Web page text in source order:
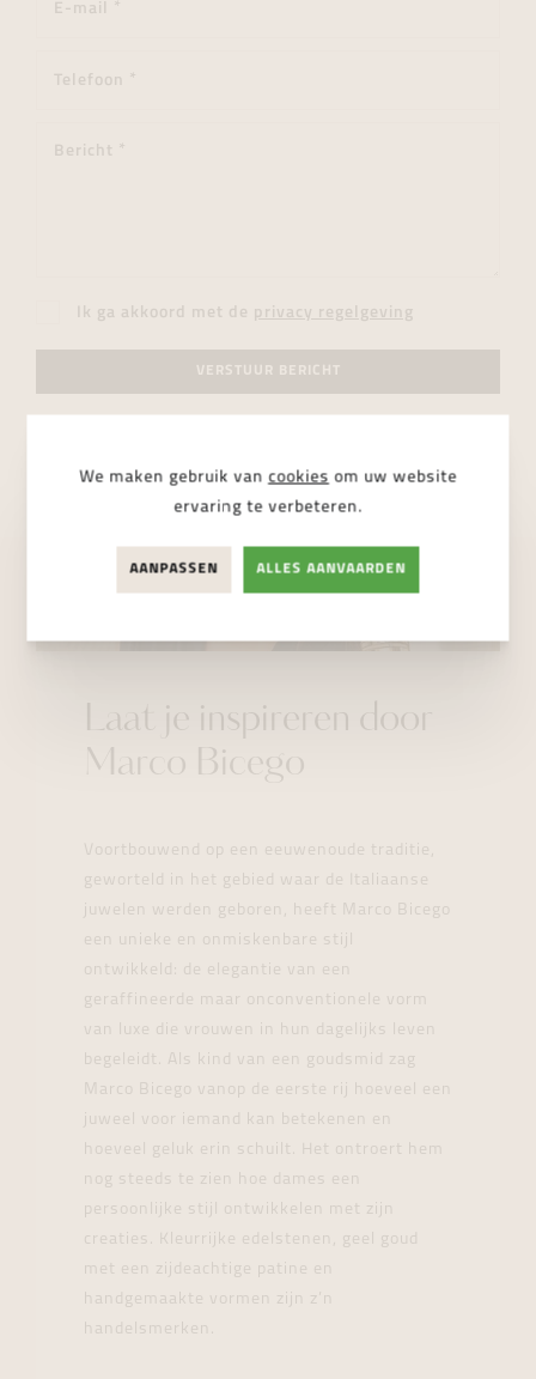
Ik ga akkoord met de privacy regelgeving
VERSTUUR BERICHT
Laat je inspireren door
Marco Bicego
Voortbouwend op een eeuwenoude traditie,
geworteld in het gebied waar de Italiaanse
juwelen werden geboren, heeft Marco Bicego
een unieke en onmiskenbare stijl
ontwikkeld: de elegantie van een
geraffineerde maar onconventionele vorm
van luxe die vrouwen in hun dagelijks leven
begeleidt. Als kind van een goudsmid zag
Marco Bicego vanop de eerste rij hoeveel een
juweel voor iemand kan betekenen en
hoeveel geluk erin schuilt. Het ontroert hem
nog steeds te zien hoe dames een
persoonlijke stijl ontwikkelen met zijn
creaties. Kleurrijke edelstenen, geel goud
met een zijdeachtige patine en
handgemaakte vormen zijn z’n
handelsmerken.
We maken gebruik van cookies om uw website
ervaring te verbeteren.
AANPASSEN ALLES AANVAARDEN